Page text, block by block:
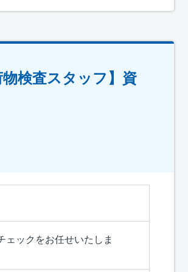
検査スタッフ】資
ェックをお任せいたしま